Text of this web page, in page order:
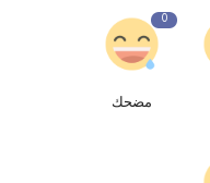
0
مضحك